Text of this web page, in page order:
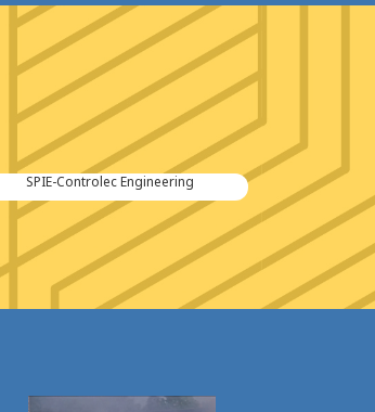
SPIE-Controlec Engineering